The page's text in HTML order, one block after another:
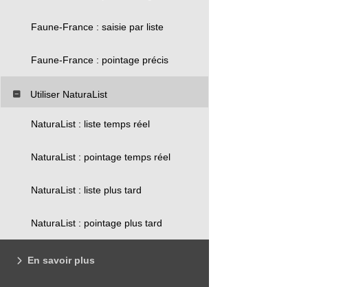
Faune-France : saisie par liste
Faune-France : pointage précis
Utiliser NaturaList
NaturaList : liste temps réel
NaturaList : pointage temps réel
NaturaList : liste plus tard
NaturaList : pointage plus tard
En savoir plus